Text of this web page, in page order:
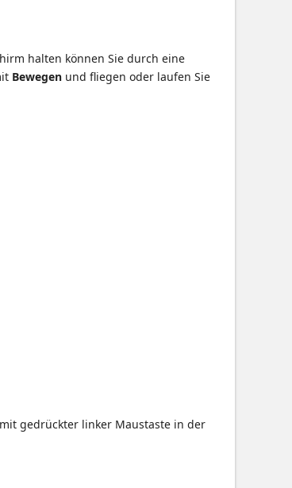
halten können Sie durch eine
Bewegen und fliegen oder laufen Sie
gedrückter linker Maustaste in der